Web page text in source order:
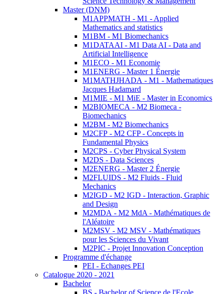
Master (DNM)
M1APPMATH - M1 - Applied
Mathematics and statistics
M1BM - M1 Biomechanics
M1DATAAI - M1 Data AI - Data and
Artificial Intelligence
M1ECO - M1 Economie
M1ENERG - Master 1 Énergie
M1MATHJHADA - M1 - Mathematiques
Jacques Hadamard
M1MIE - M1 MiE - Master in Economics
M2BIOMECA - M2 Biomeca -
Biomechanics
M2BM - M2 Biomechanics
M2CFP - M2 CFP - Concepts in
Fundamental Physics
M2CPS - Cyber Physical System
M2DS - Data Sciences
M2ENERG - Master 2 Énergie
M2FLUIDS - M2 Fluids - Fluid
Mechanics
M2IGD - M2 IGD - Interaction, Graphic
and Design
M2MDA - M2 MdA - Mathématiques de
l'Aléatoire
M2MSV - M2 MSV - Mathématiques
pour les Sciences du Vivant
M2PIC - Projet Innovation Conception
Programme d'échange
PEI - Echanges PEI
Catalogue 2020 - 2021
Bachelor
BS - Bachelor of Science de l'Ecole